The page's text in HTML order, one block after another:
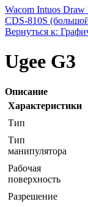
Wacom Intuos
CDS-810S
Вернуться к:
Ugee G3
Описание
Характеристики
Тип
Тип
манипулятора
Рабочая
поверхность
Разрешение